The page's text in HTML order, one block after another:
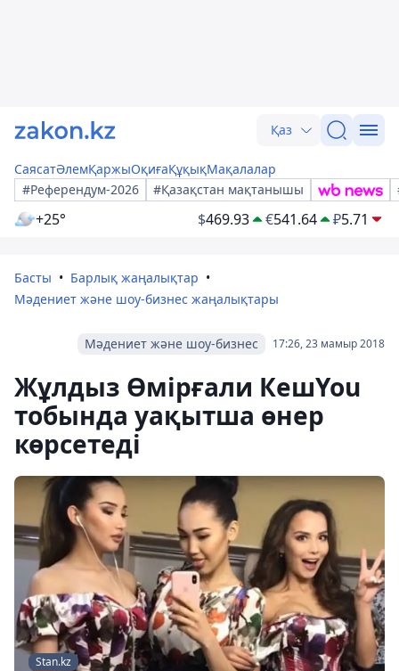
Қаз
СаясатӘлемҚаржыОқиғаҚұқықМақалалар
#Референдум-2026
#Қазақстан мақтанышы
+25° $469.93 €541.64 ₽5.71
Басты
Барлық жаңалықтар
Мәдениет және шоу-бизнес жаңалықтары
17:26, 23 мамыр 2018
Мәдениет және шоу-бизнес
Жұлдыз Өмірғали КешYou
тобында уақытша өнер
көрсетеді
Stan.kz